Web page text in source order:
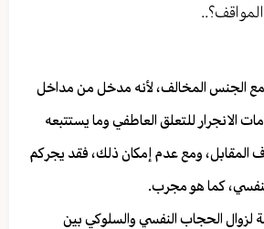
مع الجنس المخالف، لأنه مدخل من مداخل
الانجرار للتعلق العاطفي وما يستتبعه
المقابل، ومع عدم إمكان ذلك، فقد يجركم
كما هو مجرب.
لزوال الحجاب النفسي والسلوكي بين